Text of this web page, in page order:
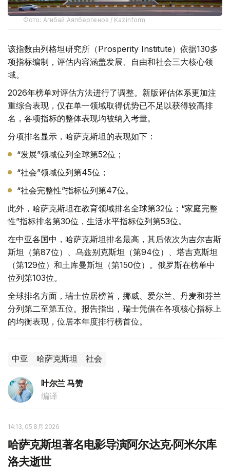
Фото: Агибай Аяпбергенов / Kazinform
该指数由列格坦研究所（Prosperity Institute）依据130多
项指标编制，评估内容涵盖发展、自由和社会三大核心领
域。
2026年榜单对评估方法进行了调整。新版评估体系更加注
重综合表现，仅在单一领域取得优势已不足以获得较高排
名，各项指标的整体表现均被纳入考量。
分项排名显示，哈萨克斯坦的表现如下：
“发展”领域位列全球第52位；
“社会”领域位列第45位；
“社会完整性”指标位列第47位。
此外，哈萨克斯坦在教育领域排名全球第32位；“家庭完整
性”指标排名第30位，生活水平指标位列第53位。
在中亚各国中，哈萨克斯坦排名最高，其后依次为吉尔吉斯
斯坦（第87位）、乌兹别克斯坦（第94位）、塔吉克斯坦
（第129位）和土库曼斯坦（第150位）。俄罗斯在榜单中
位列第103位。
全球排名方面，瑞士位居榜首，挪威、爱尔兰、丹麦和芬兰
分列第二至第五位。报告指出，瑞士凭借在各项核心指标上
的均衡表现，位居本年度排行榜首位。
中亚 哈萨克斯坦 社会
叶尔兰 马赞
编译
14:13, 05 8月 2026
哈萨克斯坦著名电影导演阿尔达克·阿米尔库
洛夫逝世